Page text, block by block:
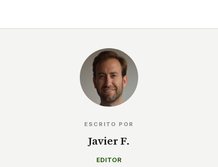
ESCRITO POR
Javier F.
EDITOR